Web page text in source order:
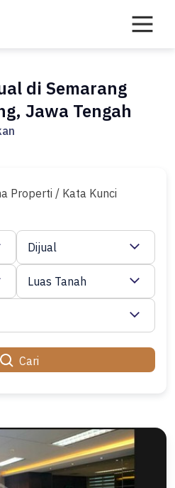
di Semarang
Jawa Tengah
Properti / Kata Kunci
Cari
Dijual
Luas Tanah